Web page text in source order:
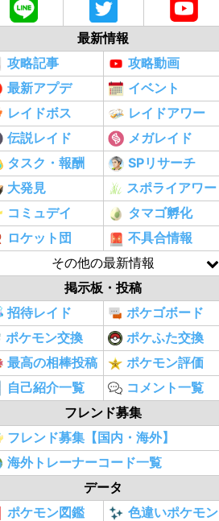
最新情報
攻略記事
攻略動画
最新アプデ
イベント
レイドボス
レイドアワー
伝説レイド
メガレイド
タスク・報酬
SPリサーチ
大発見
スポライアワー
コミュデイ
タマゴ孵化
ロケット団
不具合情報
その他の最新情報
掲示板・投稿
招待レイド
ポケゴボード
ポケモン交換
ポケふた交換
最高の相棒投稿
ポケモン評価
自己紹介一覧
コメント一覧
フレンド募集
フレンド募集【国内・海外】
海外トレーナーコード一覧
データ
ポケモン図鑑
色違いポケモン